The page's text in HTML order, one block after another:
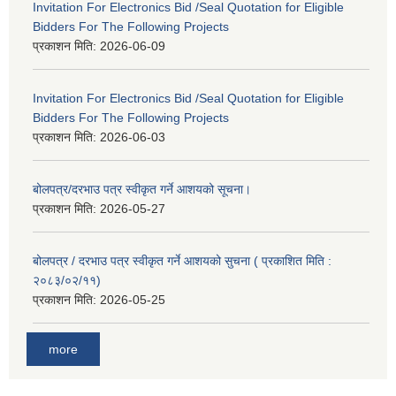
Invitation For Electronics Bid /Seal Quotation for Eligible
Bidders For The Following Projects
प्रकाशन मिति: 2026-06-09
Invitation For Electronics Bid /Seal Quotation for Eligible
Bidders For The Following Projects
प्रकाशन मिति: 2026-06-03
बोलपत्र/दरभाउ पत्र स्वीकृत गर्ने आशयको सूचना।
प्रकाशन मिति: 2026-05-27
बोलपत्र / दरभाउ पत्र स्वीकृत गर्ने आशयको सुचना ( प्रकाशित मिति :
२०८३/०२/११)
प्रकाशन मिति: 2026-05-25
more